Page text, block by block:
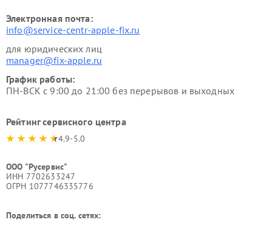
Электронная почта:
info@service-centr-apple-fix.ru
для юридических лиц
manager@fix-apple.ru
График работы:
ПН-ВСК с 9:00 до 21:00 без перерывов и выходных
Рейтинг сервисного центра
4.9-5.0
ООО "Русервис"
ИНН 7702633247
ОГРН 1077746335776
Поделиться в соц. сетях: